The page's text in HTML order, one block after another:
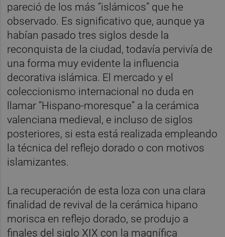
pareció de los más “islámicos” que he
observado. Es significativo que, aunque ya
habían pasado tres siglos desde la
reconquista de la ciudad, todavía pervivía de
una forma muy evidente la influencia
decorativa islámica. El mercado y el
coleccionismo internacional no duda en
llamar “Hispano-moresque” a la cerámica
valenciana medieval, e incluso de siglos
posteriores, si esta está realizada empleando
la técnica del reflejo dorado o con motivos
islamizantes.
La recuperación de esta loza con una clara
finalidad de revival de la cerámica hipano
morisca en reflejo dorado, se produjo a
finales del siglo XIX con la magnífica